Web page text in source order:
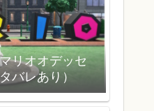
リオオデッセ
バレあり）